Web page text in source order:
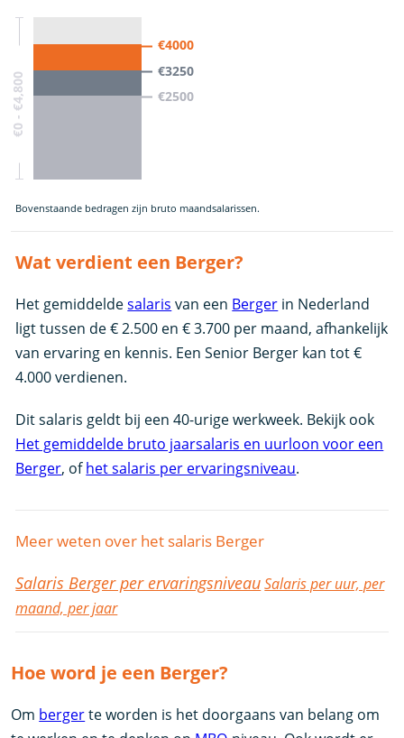
€0 - €4,800
€4000
€3250
€2500
Bovenstaande bedragen zijn bruto maandsalarissen.
Wat verdient een Berger?
Het gemiddeldesalaris van een Berger in Nederland
ligt tussen de € 2.500 en € 3.700 per maand, afhankelijk
van ervaring en kennis. Een Senior Berger kan tot €
4.000 verdienen.
Dit salaris geldt bij een 40-urige werkweek. Bekijk ook
Het gemiddelde bruto jaarsalaris en uurloon voor een
Berger, ofhet salaris per ervaringsniveau.
Meer weten over het salaris Berger
Salaris Berger per ervaringsniveauSalaris per uur, per
maand, per jaar
Hoe word je een Berger?
Om bergerte worden is het doorgaans van belang om